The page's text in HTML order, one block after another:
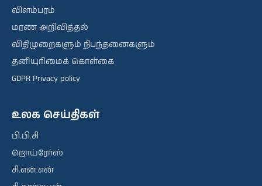
விளம்பரம்
மரண அறிவித்தல்
விதிமுறைகளும் நிபந்தனைகளும்
தனியுரிமைக் கொள்கை
GDPR Privacy policy
உலக செய்திகள்
பி.பி.சி
றொய்ரேர்ஸ்
சி.என்.என்